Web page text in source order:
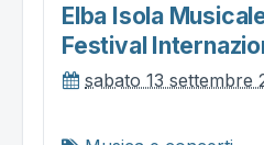
Elba Isola
Festival
sabato 13 settembre